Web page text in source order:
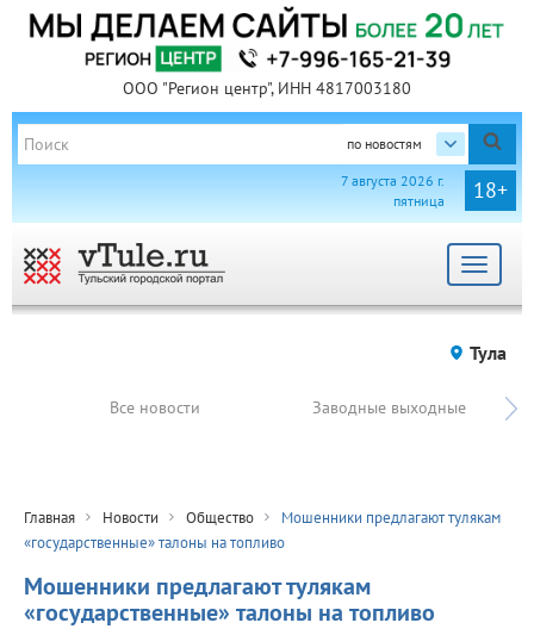
ООО "Регион центр", ИНН 4817003180
по новостям
18+
7 августа 2026 г.
пятница
Toggle
Тула
Все новости Заводные выходные
Главная Новости Общество
Мошенники предлагают тулякам
«государственные» талоны на топливо
Мошенники предлагают тулякам
«государственные» талоны на топливо